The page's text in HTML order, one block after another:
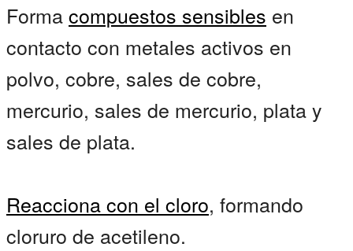
Formacompuestos sensibles en
contacto con metales activos en
polvo, cobre, sales de cobre,
mercurio, sales de mercurio, plata y
sales de plata.
Reacciona con el cloro, formando
cloruro de acetileno.